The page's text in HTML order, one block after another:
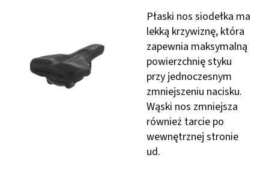
Płaski nos siodełka ma
lekką krzywiznę, która
zapewnia maksymalną
powierzchnię styku
przy jednoczesnym
zmniejszeniu nacisku.
Wąski nos zmniejsza
również tarcie po
wewnętrznej stronie
ud.